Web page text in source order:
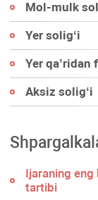
Mol-mulk
Yer soligʻi
Yer
Aksiz soligʻi
Ijaraning
tartibi